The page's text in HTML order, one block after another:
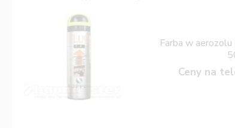
Farba w aerozolu
Ceny na